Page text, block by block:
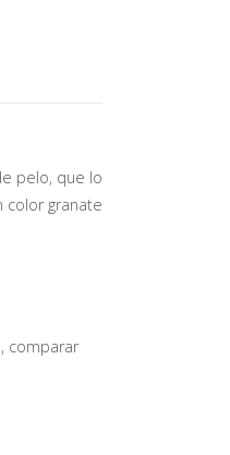
pelo, que lo
color granate
comparar